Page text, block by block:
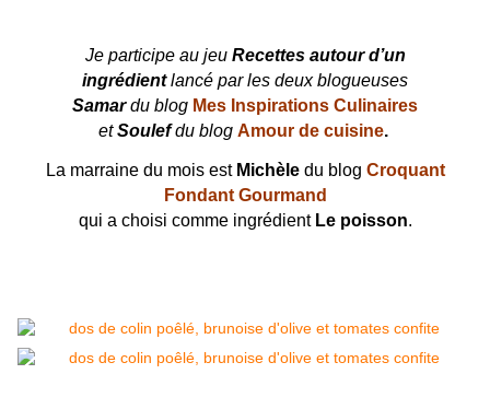
Je participe au jeu Recettes autour d’un
ingrédientlancé par les deux blogueuses
Samardu blog Mes Inspirations Culinaires
etSoulefdu blog Amour de cuisine.
La marraine du mois est Michèle du blog Croquant
Fondant Gourmand
qui a choisi comme ingrédient Le poisson.